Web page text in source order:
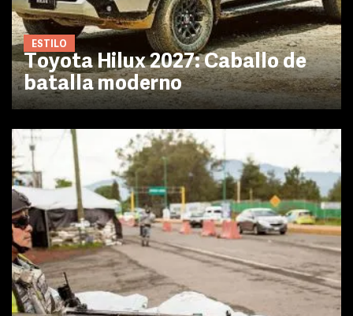
ESTILO
Toyota Hilux 2027: Caballo de
batalla moderno